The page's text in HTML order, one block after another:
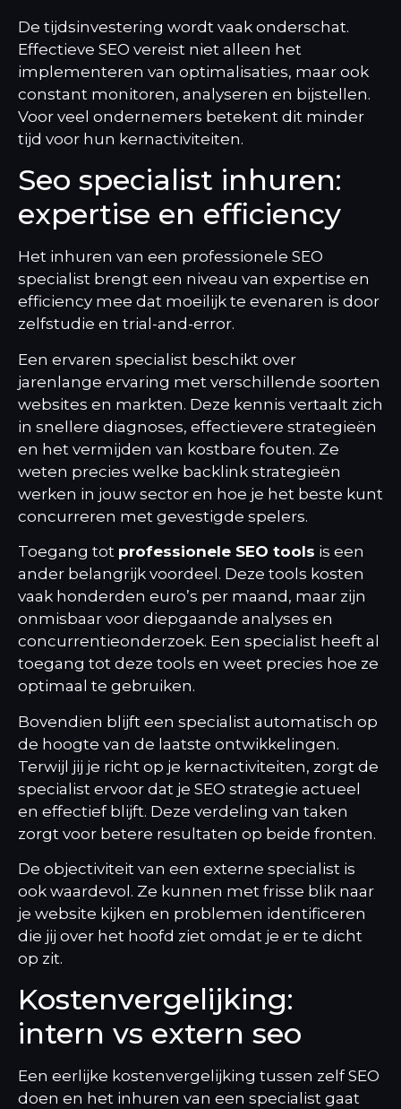
De tijdsinvestering wordt vaak onderschat.
Effectieve SEO vereist niet alleen het
implementeren van optimalisaties, maar ook
constant monitoren, analyseren en bijstellen.
Voor veel ondernemers betekent dit minder
tijd voor hun kernactiviteiten.
Seo specialist inhuren:
expertise en efficiency
Het inhuren van een professionele SEO
specialist brengt een niveau van expertise en
efficiency mee dat moeilijk te evenaren is door
zelfstudie en trial-and-error.
Een ervaren specialist beschikt over
jarenlange ervaring met verschillende soorten
websites en markten. Deze kennis vertaalt zich
in snellere diagnoses, effectievere strategieën
en het vermijden van kostbare fouten. Ze
weten precies welke backlink strategieën
werken in jouw sector en hoe je het beste kunt
concurreren met gevestigde spelers.
Toegang tot professionele SEO tools is een
ander belangrijk voordeel. Deze tools kosten
vaak honderden euro’s per maand, maar zijn
onmisbaar voor diepgaande analyses en
concurrentieonderzoek. Een specialist heeft al
toegang tot deze tools en weet precies hoe ze
optimaal te gebruiken.
Bovendien blijft een specialist automatisch op
de hoogte van de laatste ontwikkelingen.
Terwijl jij je richt op je kernactiviteiten, zorgt de
specialist ervoor dat je SEO strategie actueel
en effectief blijft. Deze verdeling van taken
zorgt voor betere resultaten op beide fronten.
De objectiviteit van een externe specialist is
ook waardevol. Ze kunnen met frisse blik naar
je website kijken en problemen identificeren
die jij over het hoofd ziet omdat je er te dicht
op zit.
Kostenvergelijking:
intern vs extern seo
Een eerlijke kostenvergelijking tussen zelf SEO
doen en het inhuren van een specialist gaat